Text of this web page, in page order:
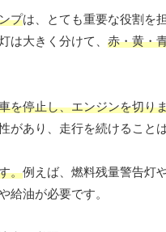
プは、とても重要な役割を
は大きく分けて、 赤・黄・
を停止し、エンジンを切り
あり、走行を続けること
。例えば、燃料残量警告灯
給油が必要です。